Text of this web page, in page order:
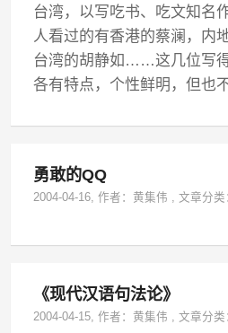
台湾，以写吃书、吃文知名
人看过的有香港的蔡澜，内
台湾的胡静如……这几位写
各有特点，个性鲜明，但也
勇敢的QQ
2004-04-16, 作者：黄集伟 ,文章分类
《现代汉语句法论》
2004-04-15, 作者：黄集伟 ,文章分类